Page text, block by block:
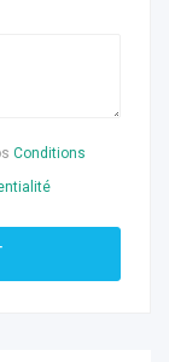
Conditions